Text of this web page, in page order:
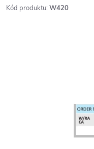
Kód produktu: W420